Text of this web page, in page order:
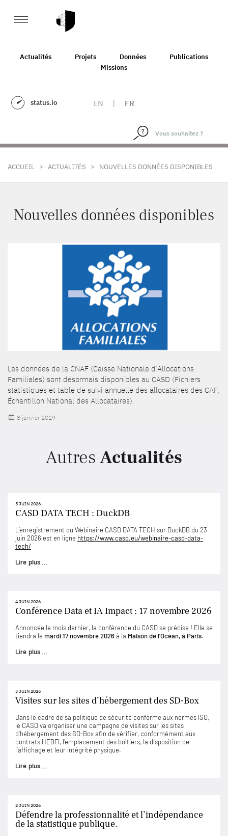
Actualités Projets Données
Publications
Missions
status.io EN | FR
ACCUEIL > ACTUALITÉS > NOUVELLES DONNÉES DISPONIBLES
Nouvelles données disponibles
Les données de la CNAF (Caisse Nationale d’Allocations
Familiales) sont désormais disponibles au CASD (Fichiers
statistiques et table de suivi annuelle des allocataires des CAF,
Échantillon National des Allocataires).
Publié
8 janvier 2019
Autres Actualités
5 JUIN 2026
CASD DATA TECH : DuckDB
L’enregistrement du Webinaire CASD DATA TECH sur DuckDB du 23
juin 2026 est en ligne https://www.casd.eu/webinaire-casd-data-
tech/
Lire plus ...
4 JUIN 2026
Conférence Data et IA Impact : 17 novembre 2026
Annoncée le mois dernier, la conférence du CASD se précise ! Elle se
tiendra le mardi 17 novembre 2026à la Maison de l’Océan, à Paris.
Lire plus ...
3 JUIN 2026
Visites sur les sites d’hébergement des SD-Box
Dans le cadre de sa politique de sécurité conforme aux normes ISO,
le CASD va organiser une campagne de visites sur les sites
d’hébergement des SD-Box afin de vérifier, conformément aux
contrats HEBFI, l’emplacement des boîtiers, la disposition de
l’affichage et leur intégrité physique.
Lire plus ...
2 JUIN 2026
Défendre la professionnalité et l’indépendance
de la statistique publique.